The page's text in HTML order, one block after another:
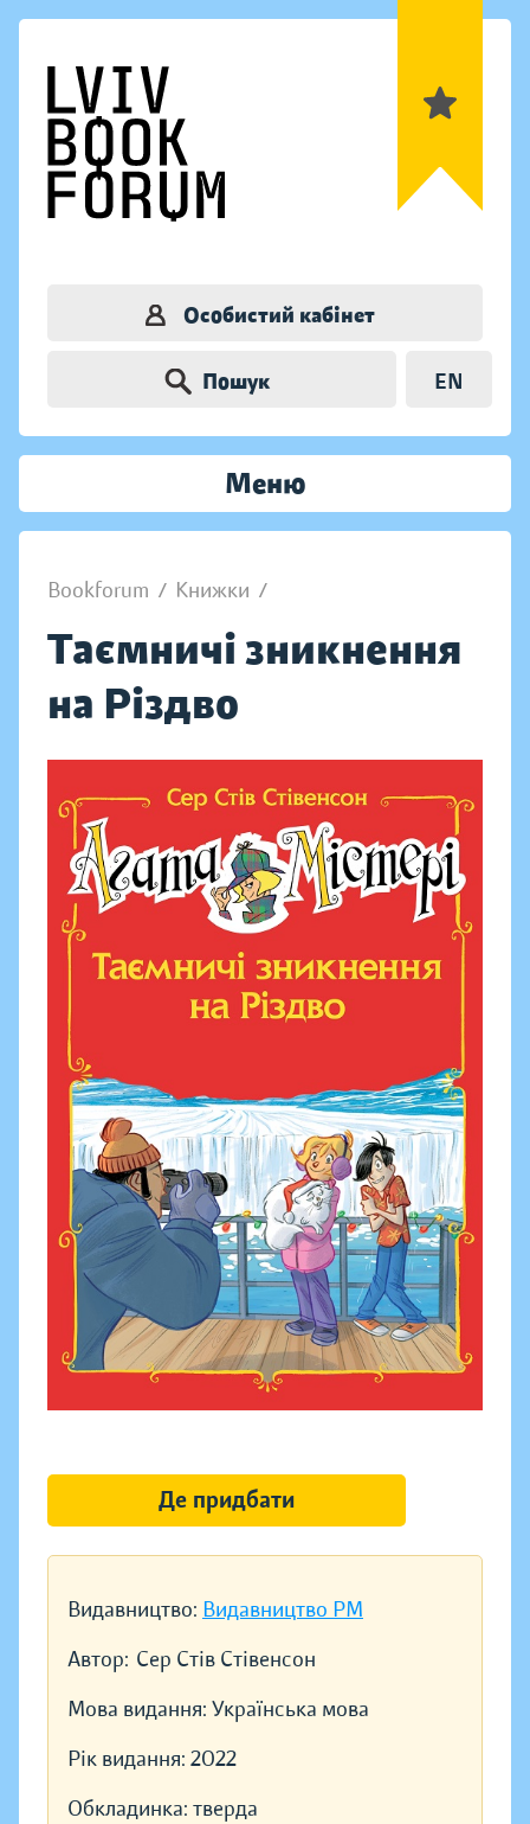
Особистий кабінет
Пошук EN
Меню
Bookforum / Книжки /
Таємничі зникнення
на Різдво
Видавництво: Видавництво РМ
Автор: Сер Стів Стівенсон
Мова видання: Українська мова
Рік видання: 2022
Обкладинка: тверда
Де придбати